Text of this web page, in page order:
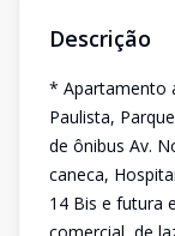
Descrição
* Apartamento
Paulista,
de ônibus Av.
caneca,
14 Bis e futura